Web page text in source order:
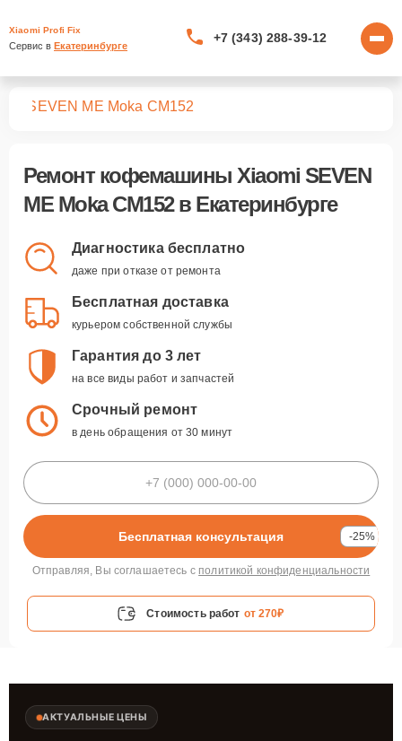
Xiaomi Profi Fix
Сервис в Екатеринбурге
+7 (343) 288-39-12
SEVEN ME Moka CM152
Ремонт кофемашины Xiaomi SEVEN
ME Moka CM152в Екатеринбурге
Диагностика бесплатно
даже при отказе от ремонта
Бесплатная доставка
курьером собственной службы
Гарантия до 3 лет
на все виды работ и запчастей
Срочный ремонт
в день обращения от 30 минут
Бесплатная консультация -25%
Отправляя, Вы соглашаетесь с политикой конфиденциальности
Стоимость работ от 270₽
АКТУАЛЬНЫЕ ЦЕНЫ